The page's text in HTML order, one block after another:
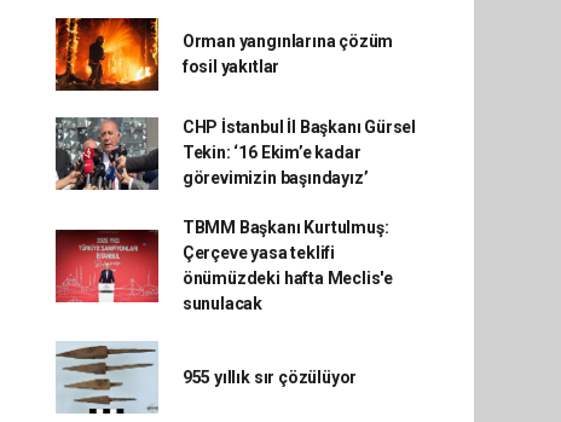
Orman yangınlarına çözüm
fosil yakıtlar
CHP İstanbul İl Başkanı Gürsel
Tekin: ‘16 Ekim’e kadar
görevimizin başındayız’
TBMM Başkanı Kurtulmuş:
Çerçeve yasa teklifi
önümüzdeki hafta Meclis'e
sunulacak
955 yıllık sır çözülüyor